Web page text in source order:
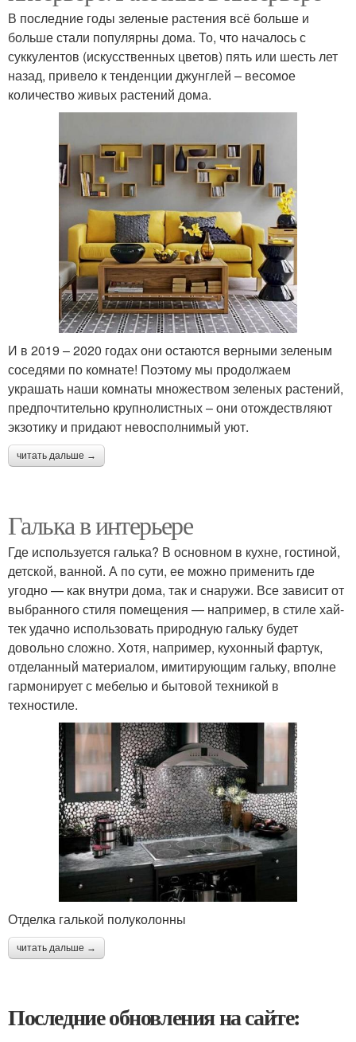
В последние годы зеленые растения всё больше и
больше стали популярны дома. То, что началось с
суккулентов (искусственных цветов) пять или шесть лет
назад, привело к тенденции джунглей – весомое
количество живых растений дома.
И в 2019 – 2020 годах они остаются верными зеленым
соседями по комнате! Поэтому мы продолжаем
украшать наши комнаты множеством зеленых растений,
предпочтительно крупнолистных – они отождествляют
экзотику и придают невосполнимый уют.
читать дальше →
Галька в интерьере
Где используется галька? В основном в кухне, гостиной,
детской, ванной. А по сути, ее можно применить где
угодно — как внутри дома, так и снаружи. Все зависит от
выбранного стиля помещения — например, в стиле хай-
тек удачно использовать природную гальку будет
довольно сложно. Хотя, например, кухонный фартук,
отделанный материалом, имитирующим гальку, вполне
гармонирует с мебелью и бытовой техникой в
техностиле.
Отделка галькой полуколонны
читать дальше →
Последние обновления на сайте: